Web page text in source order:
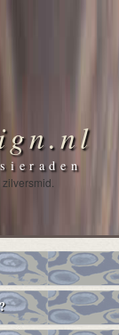
zilversmid.